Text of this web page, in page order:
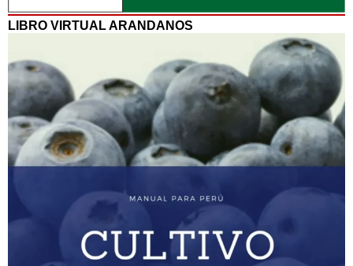
LIBRO VIRTUAL ARANDANOS